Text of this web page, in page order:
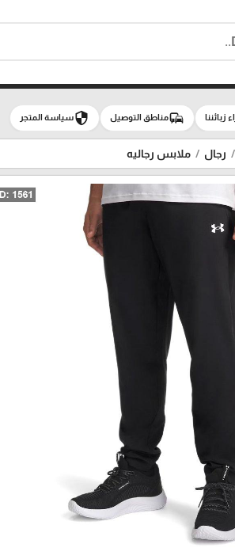
زبائننا commuteمناطق التوصيل securityسياسة المتجر
رجال ملابس رجاليه